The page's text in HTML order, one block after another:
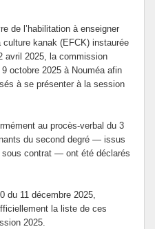
de l’habilitation à enseigner
kanak (EFCK) instaurée
avril 2025, la commission
octobre 2025 à Nouméa afin
à se présenter à la session
au procès-verbal du 3
du second degré — issus
sous contrat — ont été déclarés
du 11 décembre 2025,
la liste de ces
2025.